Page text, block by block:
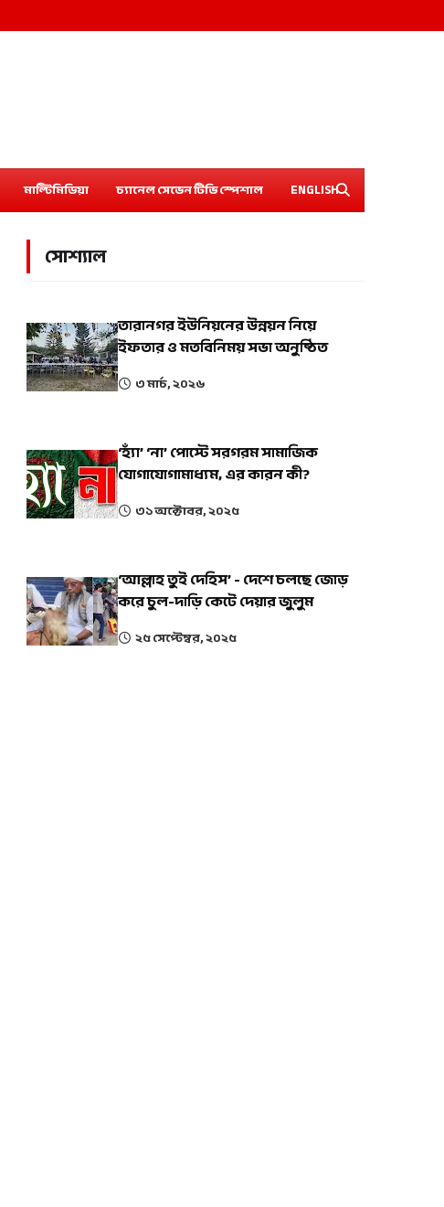
মাল্টিমিডিয়া চ্যানেল সেভেন টিভি স্পেশাল ENGLISH
সোশ্যাল
তারানগর ইউনিয়নের উন্নয়ন নিয়ে
ইফতার ও মতবিনিময় সভা অনুষ্ঠিত
৩ মার্চ, ২০২৬
‘হ্যাঁ’ ‘না’ পোস্টে সরগরম সামাজিক
যোগাযোগামাধ্যম, এর কারন কী?
৩১ অক্টোবর, ২০২৫
‘আল্লাহ তুই দেহিস’ - দেশে চলছে জোড়
করে চুল-দাড়ি কেটে দেয়ার জুলুম
২৫ সেপ্টেম্বর, ২০২৫